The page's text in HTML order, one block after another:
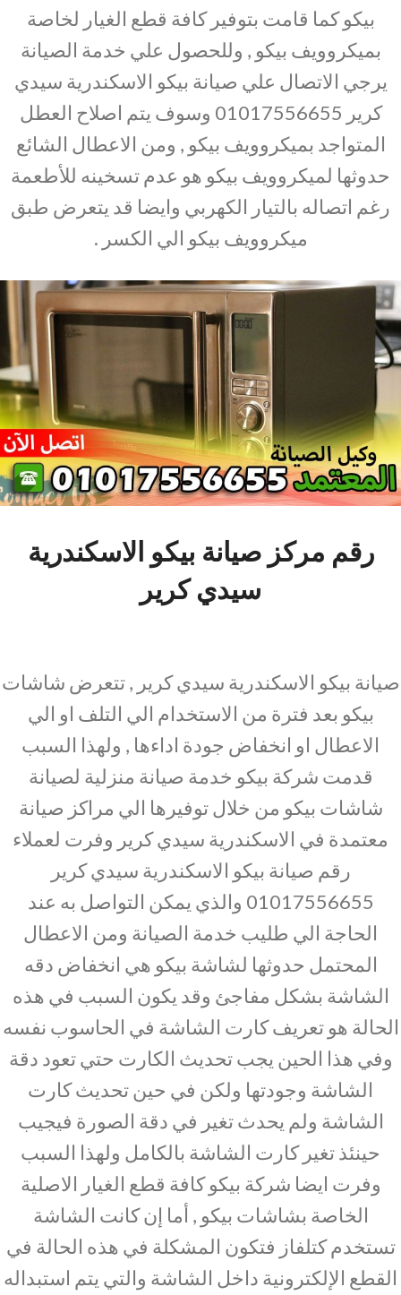
بيكو كما قامت بتوفير كافة قطع الغيار لخاصة
بميكروويف بيكو , وللحصول علي خدمة الصيانة
يرجي الاتصال علي صيانة بيكو الاسكندرية سيدي
كرير 01017556655 وسوف يتم اصلاح العطل
المتواجد بميكروويف بيكو , ومن الاعطال الشائع
حدوثها لميكروويف بيكو هو عدم تسخينه للأطعمة
رغم اتصاله بالتيار الكهربي وايضا قد يتعرض طبق
ميكروويف بيكو الي الكسر .
رقم مركز صيانة بيكو الاسكندرية
سيدي كرير
صيانة بيكو الاسكندرية سيدي كرير , تتعرض شاشات
بيكو بعد فترة من الاستخدام الي التلف او الي
الاعطال او انخفاض جودة اداءها , ولهذا السبب
قدمت شركة بيكو خدمة صيانة منزلية لصيانة
شاشات بيكو من خلال توفيرها الي مراكز صيانة
معتمدة في الاسكندرية سيدي كرير وفرت لعملاء
رقم صيانة بيكو الاسكندرية سيدي كرير
01017556655 والذي يمكن التواصل به عند
الحاجة الي طليب خدمة الصيانة ومن الاعطال
المحتمل حدوثها لشاشة بيكو هي انخفاض دقه
الشاشة بشكل مفاجئ وقد يكون السبب في هذه
الحالة هو تعريف كارت الشاشة في الحاسوب نفسه
وفي هذا الحين يجب تحديث الكارت حتي تعود دقة
الشاشة وجودتها ولكن في حين تحديث كارت
الشاشة ولم يحدث تغير في دقة الصورة فيجيب
حينئذ تغير كارت الشاشة بالكامل ولهذا السبب
وفرت ايضا شركة بيكو كافة قطع الغيار الاصلية
الخاصة بشاشات بيكو , أما إن كانت الشاشة
تستخدم كتلفاز فتكون المشكلة في هذه الحالة في
القطع الإلكترونية داخل الشاشة والتي يتم استبداله